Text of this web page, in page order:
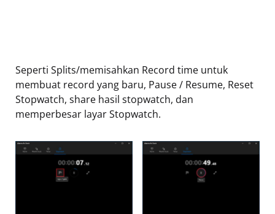
Seperti Splits/memisahkan Record time untuk
membuat record yang baru, Pause / Resume, Reset
Stopwatch, share hasil stopwatch, dan
memperbesar layar Stopwatch.